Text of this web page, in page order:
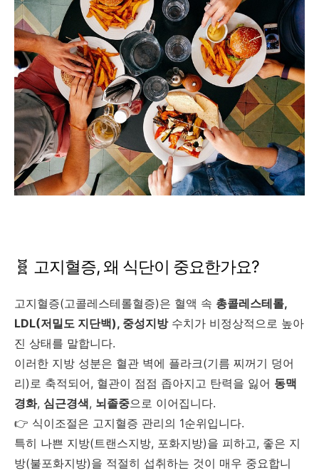
🧬 고지혈증, 왜 식단이 중요한가요?
고지혈증(고콜레스테롤혈증)은 혈액 속 총콜레스테롤,
LDL(저밀도 지단백), 중성지방수치가 비정상적으로 높아
진 상태를 말합니다.
이러한 지방 성분은 혈관 벽에 플라크(기름 찌꺼기 덩어
리)로 축적되어, 혈관이 점점 좁아지고 탄력을 잃어 동맥
경화, 심근경색, 뇌졸중으로 이어집니다.
👉 식이조절은 고지혈증 관리의 1순위입니다.
특히 나쁜 지방(트랜스지방, 포화지방)을 피하고, 좋은 지
방(불포화지방)을 적절히 섭취하는 것이 매우 중요합니